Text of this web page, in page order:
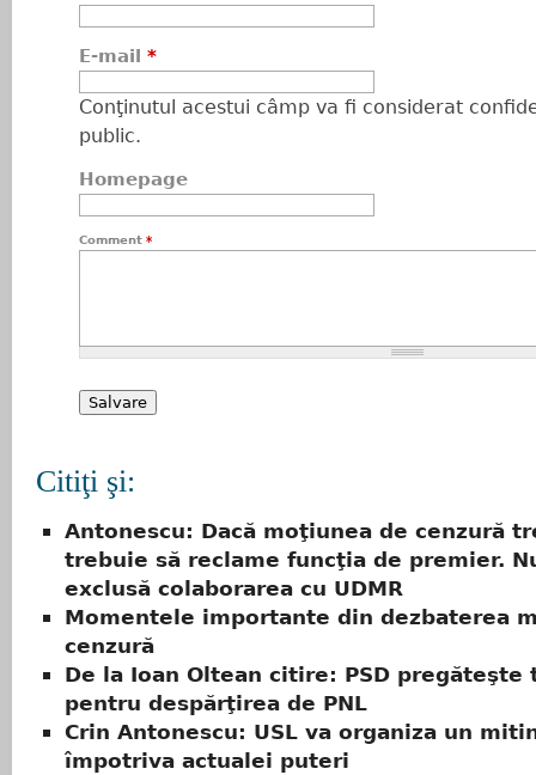
E-mail *
Conţinutul acestui câmp va fi considerat
public.
Homepage
Comment *
Citiţi şi:
Antonescu: Dacă moţiunea de cenzură
trebuie să reclame funcţia de premier.
exclusă colaborarea cu UDMR
Momentele importante din dezbaterea
cenzură
De la Ioan Oltean citire: PSD pregăteşte
pentru despărţirea de PNL
Crin Antonescu: USL va organiza un
împotriva actualei puteri